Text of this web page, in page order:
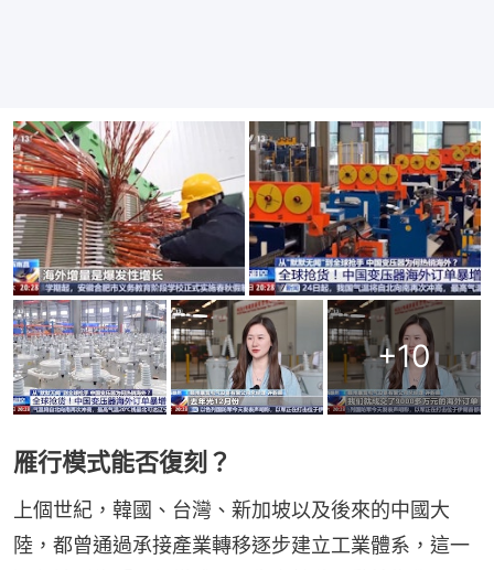
+10
雁行模式能否復刻？
上個世紀，韓國、台灣、新加坡以及後來的中國大
陸，都曾通過承接產業轉移逐步建立工業體系，這一